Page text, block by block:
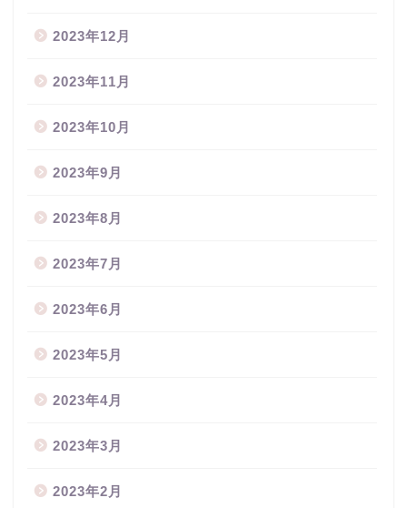
2023年12月
2023年11月
2023年10月
2023年9月
2023年8月
2023年7月
2023年6月
2023年5月
2023年4月
2023年3月
2023年2月